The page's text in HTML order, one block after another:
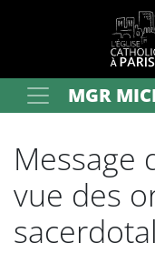
Votre recherche
MGR
Message
vue des
Panneau de gestion